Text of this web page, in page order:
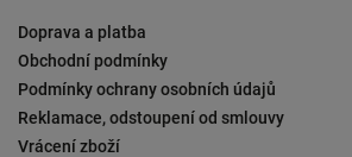
Doprava a platba
Obchodní podmínky
Podmínky ochrany osobních údajů
Reklamace, odstoupení od smlouvy
Vrácení zboží